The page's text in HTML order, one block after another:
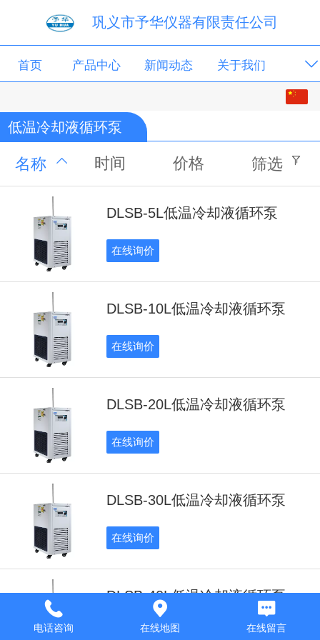
巩义市予华仪器有限责任公司
首页 产品中心 新闻动态 关于我们
低温冷却液循环泵
名称 时间 价格 筛选
DLSB-5L低温冷却液循环泵
在线询价
DLSB-10L低温冷却液循环泵
在线询价
DLSB-20L低温冷却液循环泵
在线询价
DLSB-30L低温冷却液循环泵
在线询价
DLSB-40L低温冷却液循环泵
在线询价
电话咨询 在线地图 在线留言